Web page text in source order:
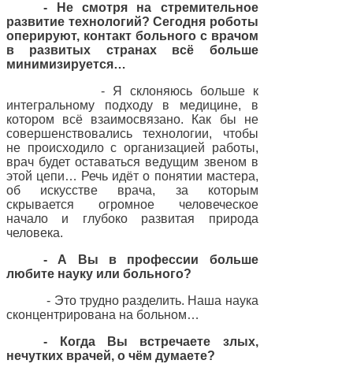
- Не смотря на стремительное
развитие технологий? Сегодня роботы
оперируют, контакт больного с врачом
в развитых странах всё больше
минимизируется…
- Я склоняюсь больше к
интегральному подходу в медицине, в
котором всё взаимосвязано. Как бы не
совершенствовались технологии, чтобы
не происходило с организацией работы,
врач будет оставаться ведущим звеном в
этой цепи… Речь идёт о понятии мастера,
об искусстве врача, за которым
скрывается огромное человеческое
начало и глубоко развитая природа
человека.
- А Вы в профессии больше
любите науку или больного?
- Это трудно разделить. Наша наука
сконцентрирована на больном…
- Когда Вы встречаете злых,
нечутких врачей, о чём думаете?